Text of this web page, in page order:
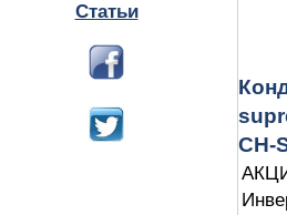
Статьи
CH-